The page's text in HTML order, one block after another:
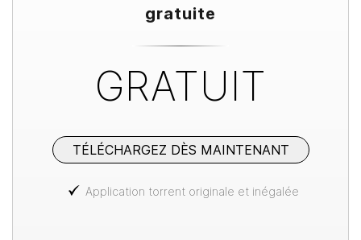
gratuite
GRATUIT
TÉLÉCHARGEZ DÈS MAINTENANT
Application torrent originale et inégalée